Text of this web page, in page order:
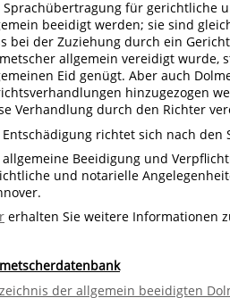
Sprachübertragung für gerichtliche
beeidigt werden; sie sind
bei der Zuziehung durch ein
allgemein vereidigt wurde,
Eid genügt. Aber auch
hinzugezogen
Verhandlung durch den Richter
Entschädigung richtet sich nach den
allgemeine Beeidigung und
und notarielle
erhalten Sie weitere Informationen
der allgemein beeidigten